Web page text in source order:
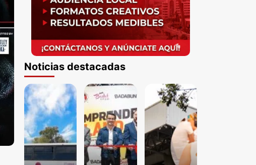
Noticias destacadas